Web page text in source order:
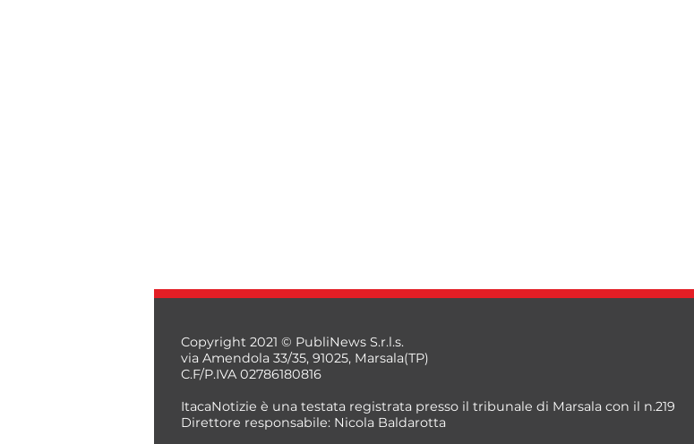
Copyright 2021 © PubliNews S.r.l.s.
via Amendola 33/35, 91025, Marsala(TP)
C.F/P.IVA 02786180816
ItacaNotizie è una testata registrata presso il tribunale di Marsala con il n.219
Direttore responsabile: Nicola Baldarotta